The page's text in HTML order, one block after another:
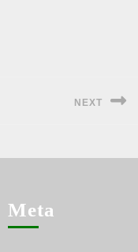
NEXT
Meta